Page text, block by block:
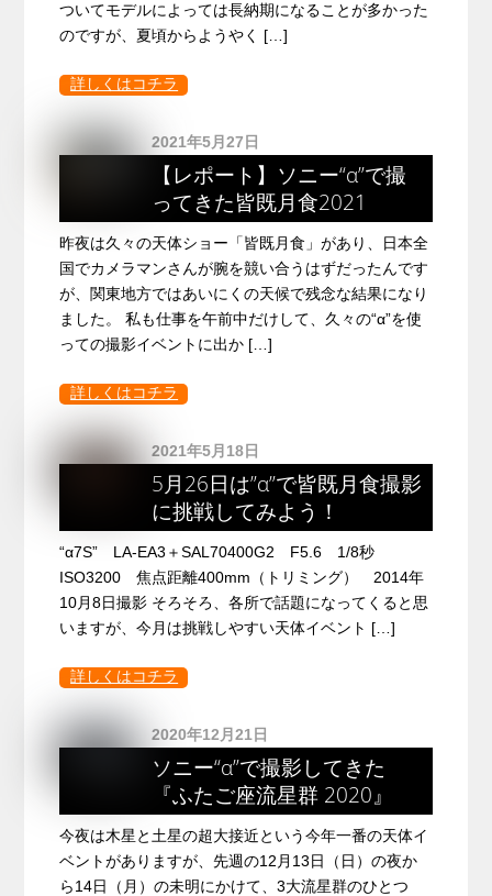
ついてモデルによっては長納期になることが多かった
のですが、夏頃からようやく […]
詳しくはコチラ
2021年5月27日
【レポート】ソニー“α”で撮
ってきた皆既月食2021
昨夜は久々の天体ショー「皆既月食」があり、日本全
国でカメラマンさんが腕を競い合うはずだったんです
が、関東地方ではあいにくの天候で残念な結果になり
ました。 私も仕事を午前中だけして、久々の“α”を使
っての撮影イベントに出か […]
詳しくはコチラ
2021年5月18日
5月26日は”α”で皆既月食撮影
に挑戦してみよう！
“α7S” LA-EA3＋SAL70400G2 F5.6 1/8秒
ISO3200 焦点距離400mm（トリミング） 2014年
10月8日撮影 そろそろ、各所で話題になってくると思
いますが、今月は挑戦しやすい天体イベント […]
詳しくはコチラ
2020年12月21日
ソニー“α”で撮影してきた
『ふたご座流星群 2020』
今夜は木星と土星の超大接近という今年一番の天体イ
ベントがありますが、先週の12月13日（日）の夜か
ら14日（月）の未明にかけて、3大流星群のひとつ